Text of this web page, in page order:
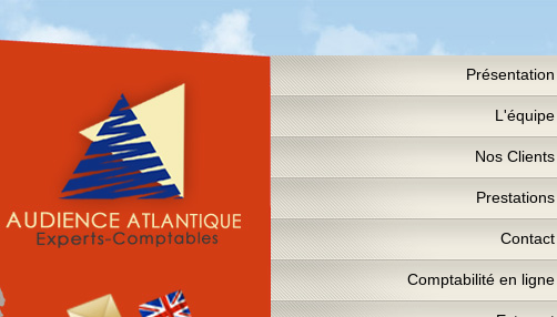
Présentation
L'équipe
Nos Clients
Prestations
Contact
Comptabilité en ligne